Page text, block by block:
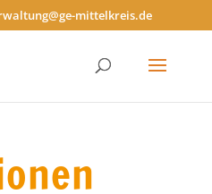
mittelkreis.de